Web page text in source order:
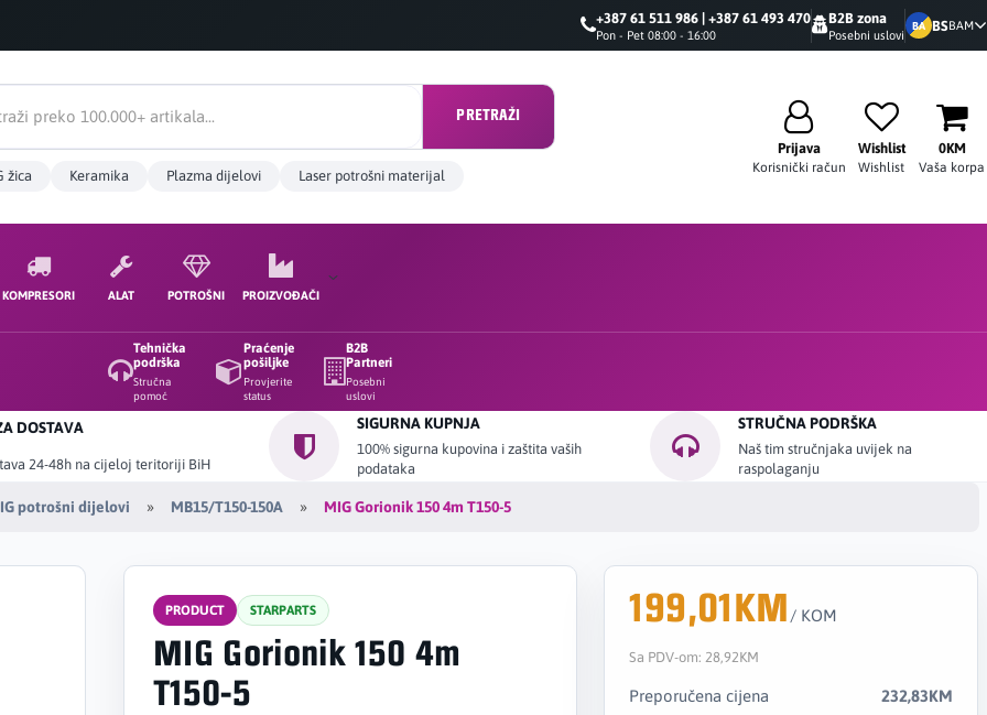
+387 61 511 986 | +387 61 493 470
Pon - Pet 08:00 - 16:00
B2B zona
Posebni uslovi
BA BSBAM
PRETRAŽI
žica Keramika Plazma dijelovi Laser potrošni materijal
Prijava
Korisnički račun
Wishlist
Wishlist
0KM
Vaša korpa
KOMPRESORI ALAT POTROŠNI PROIZVOĐAČI
Tehnička
podrška
Stručna
pomoć
Praćenje
pošiljke
Provjerite
status
B2B
Partneri
Posebni
uslovi
DOSTAVA
24-48h na cijeloj teritoriji BiH
SIGURNA KUPNJA
100% sigurna kupovina i zaštita vaših
podataka
STRUČNA PODRŠKA
Naš tim stručnjaka uvijek na
raspolaganju
potrošni dijelovi MB15/T150-150A MIG Gorionik 150 4m T150-5
PRODUCT STARPARTS
MIG Gorionik 150 4m
T150-5
199,01KM / KOM
Sa PDV-om: 28,92KM
Preporučena cijena
232,83KM